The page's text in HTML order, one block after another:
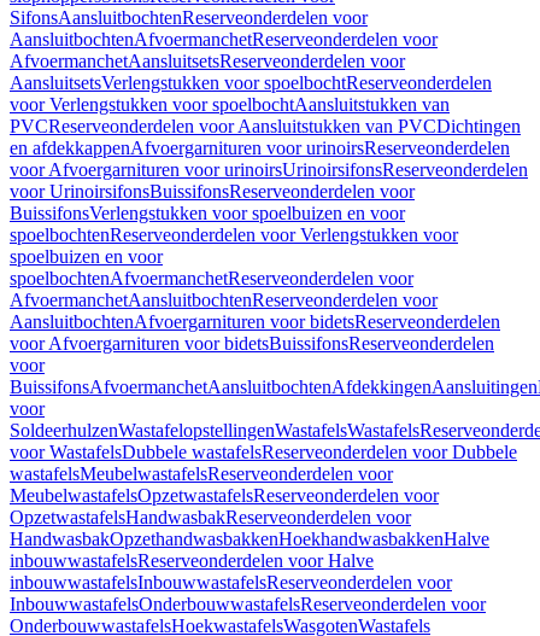
SifonsAansluitbochtenReserveonderdelen voor
AansluitbochtenAfvoermanchetReserveonderdelen voor
AfvoermanchetAansluitsetsReserveonderdelen voor
AansluitsetsVerlengstukken voor spoelbochtReserveonderdelen
voor Verlengstukken voor spoelbochtAansluitstukken van
PVCReserveonderdelen voor Aansluitstukken van PVCDichtingen
en afdekkappenAfvoergarnituren voor urinoirsReserveonderdelen
voor Afvoergarnituren voor urinoirsUrinoirsifonsReserveonderdelen
voor UrinoirsifonsBuissifonsReserveonderdelen voor
BuissifonsVerlengstukken voor spoelbuizen en voor
spoelbochtenReserveonderdelen voor Verlengstukken voor
spoelbuizen en voor
spoelbochtenAfvoermanchetReserveonderdelen voor
AfvoermanchetAansluitbochtenReserveonderdelen voor
AansluitbochtenAfvoergarnituren voor bidetsReserveonderdelen
voor Afvoergarnituren voor bidetsBuissifonsReserveonderdelen
voor
BuissifonsAfvoermanchetAansluitbochtenAfdekkingenAansluitingen
voor
SoldeerhulzenWastafelopstellingenWastafelsWastafels
voor WastafelsDubbele wastafelsReserveonderdelen voor Dubbele
wastafelsMeubelwastafelsReserveonderdelen voor
MeubelwastafelsOpzetwastafelsReserveonderdelen voor
OpzetwastafelsHandwasbakReserveonderdelen voor
HandwasbakOpzethandwasbakkenHoekhandwasbakkenHalve
inbouwwastafelsReserveonderdelen voor Halve
inbouwwastafelsInbouwwastafelsReserveonderdelen voor
InbouwwastafelsOnderbouwwastafelsReserveonderdelen voor
OnderbouwwastafelsHoekwastafelsWasgotenWastafels